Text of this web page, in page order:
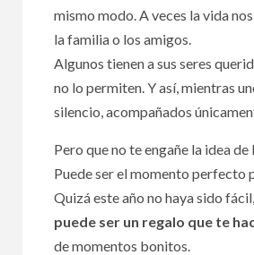
mismo modo. A veces la vida
la familia o los amigos.
Algunos tienen a sus seres
no lo permiten. Y así, mientras
silencio, acompañados
Pero que no te engañe la idea de
Puede ser el momento perfecto
Quizá este año no haya sido
puede ser un regalo que te
de momentos bonitos.
La
nueva
social